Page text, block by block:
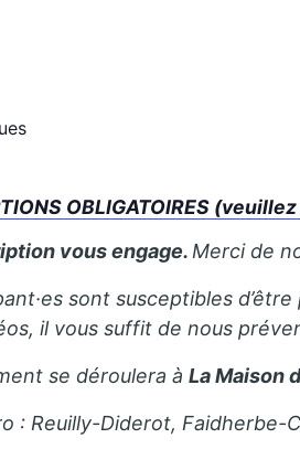
OBLIGATOIRES
vous engage. Merci de
sont susceptibles
il vous suffit de nous
se déroulera àLa Maison
: Reuilly-Diderot, Faidherbe-